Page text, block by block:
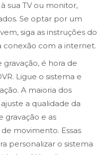
sua TV ou monitor,
Se optar por um
siga as instruções do
conexão com a internet.
é hora de
Ligue o sistema e
A maioria dos
a qualidade da
gravação e as
movimento. Essas
personalizar o sistema